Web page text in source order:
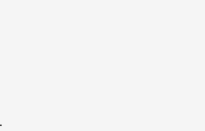
با استفاده از روش‌های زیر می‌توانید این صفحه را با دوستان خود به اشتراک بگذارید.